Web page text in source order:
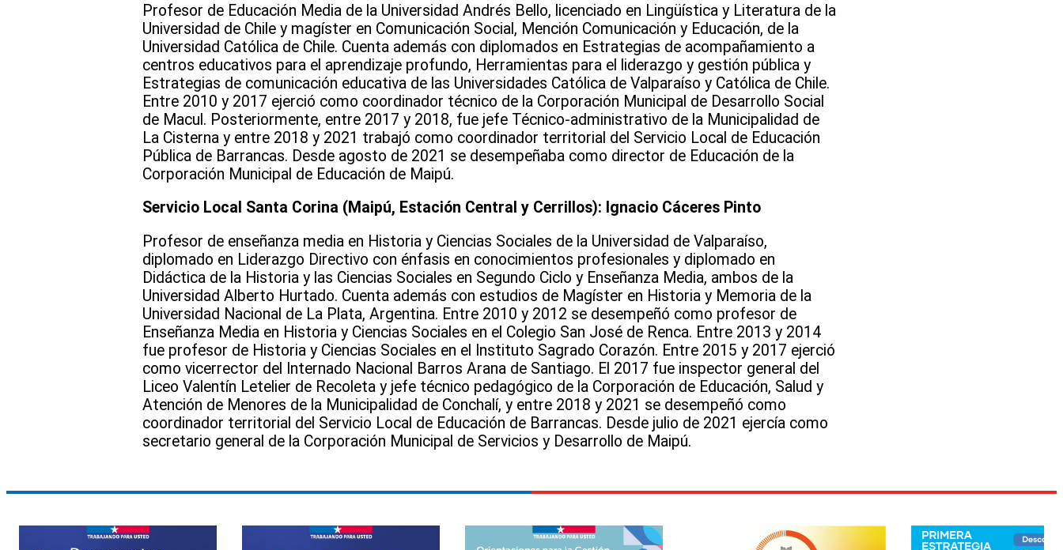
Profesor de Educación Media de la Universidad Andrés Bello, licenciado en Lingüística y Literatura de la
Universidad de Chile y magíster en Comunicación Social, Mención Comunicación y Educación, de la
Universidad Católica de Chile. Cuenta además con diplomados en Estrategias de acompañamiento a
centros educativos para el aprendizaje profundo, Herramientas para el liderazgo y gestión pública y
Estrategias de comunicación educativa de las Universidades Católica de Valparaíso y Católica de Chile.
Entre 2010 y 2017 ejerció como coordinador técnico de la Corporación Municipal de Desarrollo Social
de Macul. Posteriormente, entre 2017 y 2018, fue jefe Técnico-administrativo de la Municipalidad de
La Cisterna y entre 2018 y 2021 trabajó como coordinador territorial del Servicio Local de Educación
Pública de Barrancas. Desde agosto de 2021 se desempeñaba como director de Educación de la
Corporación Municipal de Educación de Maipú.
Servicio Local Santa Corina (Maipú, Estación Central y Cerrillos): Ignacio Cáceres Pinto
Profesor de enseñanza media en Historia y Ciencias Sociales de la Universidad de Valparaíso,
diplomado en Liderazgo Directivo con énfasis en conocimientos profesionales y diplomado en
Didáctica de la Historia y las Ciencias Sociales en Segundo Ciclo y Enseñanza Media, ambos de la
Universidad Alberto Hurtado. Cuenta además con estudios de Magíster en Historia y Memoria de la
Universidad Nacional de La Plata, Argentina. Entre 2010 y 2012 se desempeñó como profesor de
Enseñanza Media en Historia y Ciencias Sociales en el Colegio San José de Renca. Entre 2013 y 2014
fue profesor de Historia y Ciencias Sociales en el Instituto Sagrado Corazón. Entre 2015 y 2017 ejerció
como vicerrector del Internado Nacional Barros Arana de Santiago. El 2017 fue inspector general del
Liceo Valentín Letelier de Recoleta y jefe técnico pedagógico de la Corporación de Educación, Salud y
Atención de Menores de la Municipalidad de Conchalí, y entre 2018 y 2021 se desempeñó como
coordinador territorial del Servicio Local de Educación de Barrancas. Desde julio de 2021 ejercía como
secretario general de la Corporación Municipal de Servicios y Desarrollo de Maipú.